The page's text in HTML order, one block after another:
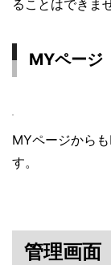
ることはできま
MYページ
MYページから
す。
管理画面